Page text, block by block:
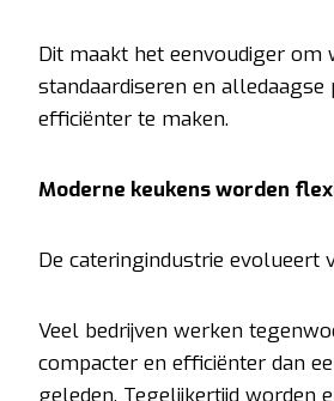
Dit maakt het eenvoudiger
standaardiseren en alledaagse
efficiënter te maken.
Moderne keukens worden
De cateringindustrie evolueert
Veel bedrijven werken
compacter en efficiënter dan